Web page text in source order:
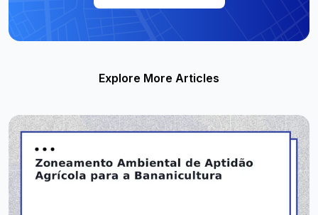
Explore More Articles